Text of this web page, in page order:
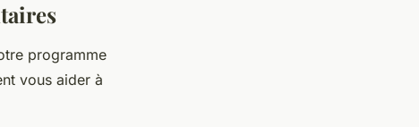
programme
vous aider à